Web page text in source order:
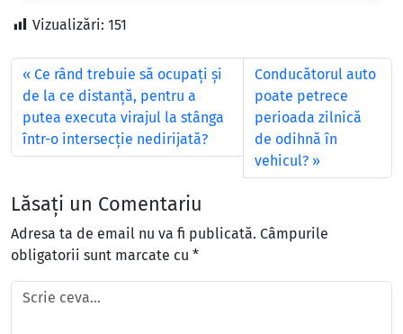
Vizualizări: 151
Ce rând trebuie să ocupați și
de la ce distanță, pentru a
putea executa virajul la stânga
într-o intersecție nedirijată?
Conducătorul auto
poate petrece
perioada zilnică
de odihnă în
vehicul?
Lăsați un Comentariu
Adresa ta de email nu va fi publicată. Câmpurile
obligatorii sunt marcate cu *